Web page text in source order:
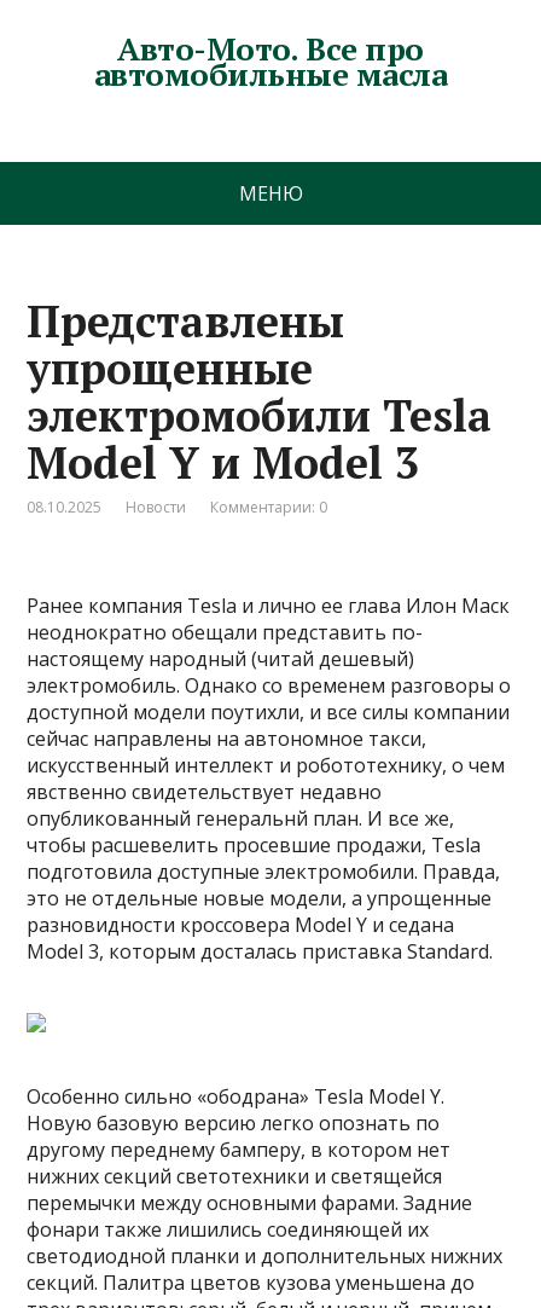
Авто-Мото. Все про
автомобильные масла
МЕНЮ
Представлены
упрощенные
электромобили Tesla
Model Y и Model 3
08.10.2025 Новости Комментарии: 0
Ранее компания Tesla и лично ее глава Илон Маск
неоднократно обещали представить по-
настоящему народный (читай дешевый)
электромобиль. Однако со временем разговоры о
доступной модели поутихли, и все силы компании
сейчас направлены на автономное такси,
искусственный интеллект и робототехнику, о чем
явственно свидетельствует недавно
опубликованный генеральнй план. И все же,
чтобы расшевелить просевшие продажи, Tesla
подготовила доступные электромобили. Правда,
это не отдельные новые модели, а упрощенные
разновидности кроссовера Model Y и седана
Model 3, которым досталась приставка Standard.
Особенно сильно «ободрана» Tesla Model Y.
Новую базовую версию легко опознать по
другому переднему бамперу, в котором нет
нижних секций светотехники и светящейся
перемычки между основными фарами. Задние
фонари также лишились соединяющей их
светодиодной планки и дополнительных нижних
секций. Палитра цветов кузова уменьшена до